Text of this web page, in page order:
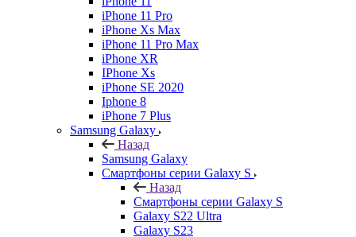
iPhone 11 Pro
iPhone Xs Max
iPhone 11 Pro Max
iPhone XR
IPhone Xs
iPhone SE 2020
Iphone 8
iPhone 7 Plus
Samsung Galaxy
Назад
Samsung Galaxy
Смартфоны серии Galaxy S
Назад
Смартфоны серии Galaxy S
Galaxy S22 Ultra
Galaxy S23